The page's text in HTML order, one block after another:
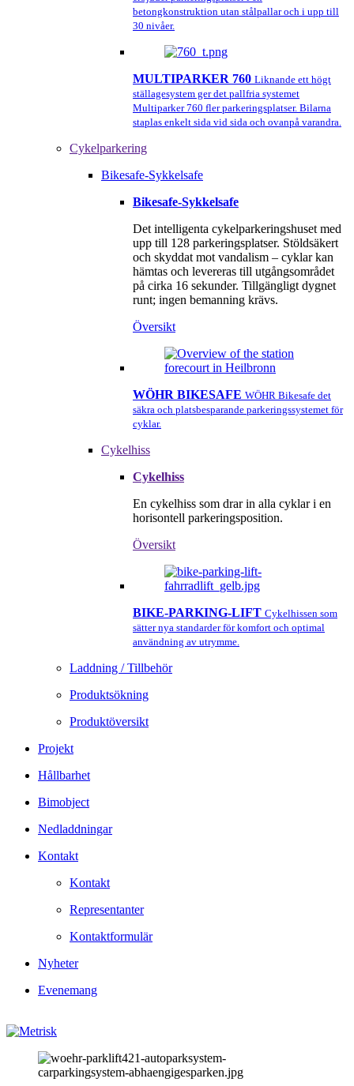
betongkonstruktion utan stålpallar och i upp till
30 nivåer.
MULTIPARKER 760 Liknande ett högt
ställagesystem ger det pallfria systemet
Multiparker 760 fler parkeringsplatser. Bilarna
staplas enkelt sida vid sida och ovanpå varandra.
Cykelparkering
Bikesafe-Sykkelsafe
Bikesafe-Sykkelsafe
Det intelligenta cykelparkeringshuset med
upp till 128 parkeringsplatser. Stöldsäkert
och skyddat mot vandalism – cyklar kan
hämtas och levereras till utgångsområdet
på cirka 16 sekunder. Tillgängligt dygnet
runt; ingen bemanning krävs.
Översikt
WÖHR BIKESAFE WÖHR Bikesafe det
säkra och platsbesparande parkeringssystemet för
cyklar.
Cykelhiss
Cykelhiss
En cykelhiss som drar in alla cyklar i en
horisontell parkeringsposition.
Översikt
BIKE-PARKING-LIFT Cykelhissen som
sätter nya standarder för komfort och optimal
användning av utrymme.
Laddning / Tillbehör
Produktsökning
Produktöversikt
Projekt
Hållbarhet
Bimobject
Nedladdningar
Kontakt
Kontakt
Representanter
Kontaktformulär
Nyheter
Evenemang